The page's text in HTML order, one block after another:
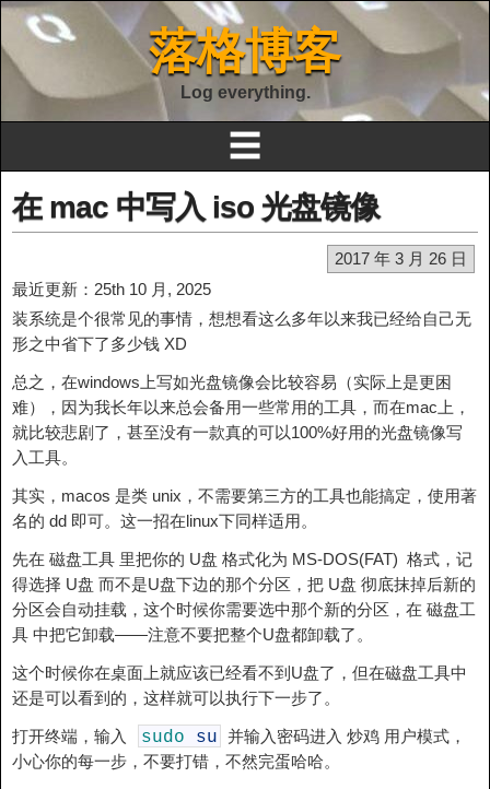
落格博客
Log everything.
☰
在 mac 中写入 iso 光盘镜像
2017 年 3 月 26 日
最近更新：25th 10 月, 2025
装系统是个很常见的事情，想想看这么多年以来我已经给自己无
形之中省下了多少钱 XD
总之，在windows上写如光盘镜像会比较容易（实际上是更困
难），因为我长年以来总会备用一些常用的工具，而在mac上，
就比较悲剧了，甚至没有一款真的可以100%好用的光盘镜像写
入工具。
其实，macos 是类 unix，不需要第三方的工具也能搞定，使用著
名的 dd 即可。这一招在linux下同样适用。
先在 磁盘工具 里把你的 U盘 格式化为 MS-DOS(FAT) 格式，记
得选择 U盘 而不是U盘下边的那个分区，把 U盘 彻底抹掉后新的
分区会自动挂载，这个时候你需要选中那个新的分区，在 磁盘工
具 中把它卸载——注意不要把整个U盘都卸载了。
这个时候你在桌面上就应该已经看不到U盘了，但在磁盘工具中
还是可以看到的，这样就可以执行下一步了。
打开终端，输入 sudo su 并输入密码进入 炒鸡 用户模式，
小心你的每一步，不要打错，不然完蛋哈哈。